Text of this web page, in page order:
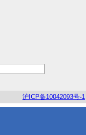
沪 ICP备10042093号-1